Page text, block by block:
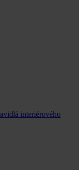
interiérového